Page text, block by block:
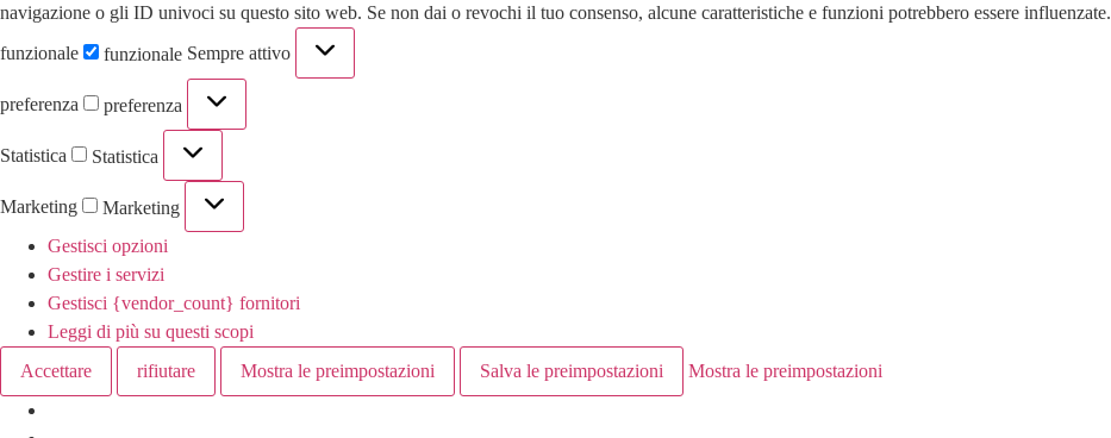
navigazione o gli ID univoci su questo sito web. Se non dai o revochi il tuo consenso, alcune caratteristiche e funzioni potrebbero essere influenzate.
funzionale
funzionale Sempre attivo
preferenza preferenza
Statistica Statistica
Marketing
Marketing
Gestisci opzioni
Gestire i servizi
Gestisci {vendor_count} fornitori
Leggi di più su questi scopi
Accettare
rifiutare Mostra le preimpostazioni Salva le preimpostazioni Mostra le preimpostazioni